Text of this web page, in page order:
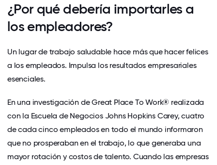
¿Por qué debería importarles a
los empleadores?
Un lugar de trabajo saludable hace más que hacer felices
a los empleados. Impulsa los resultados empresariales
esenciales.
En una investigación de Great Place To Work® realizada
con la Escuela de Negocios Johns Hopkins Carey, cuatro
de cada cinco empleados en todo el mundo informaron
que no prosperaban en el trabajo, lo que generaba una
mayor rotación y costos de talento. Cuando las empresas